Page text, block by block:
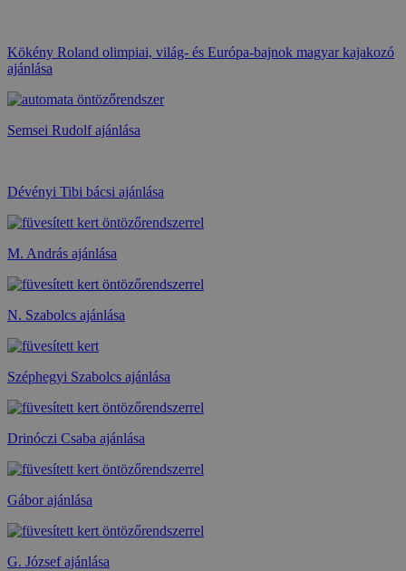
Kökény Roland olimpiai, világ- és Európa-bajnok magyar kajakozó
ajánlása
Semsei Rudolf ajánlása
Dévényi Tibi bácsi ajánlása
M. András ajánlása
N. Szabolcs ajánlása
Széphegyi Szabolcs ajánlása
Drinóczi Csaba ajánlása
Gábor ajánlása
G. József ajánlása